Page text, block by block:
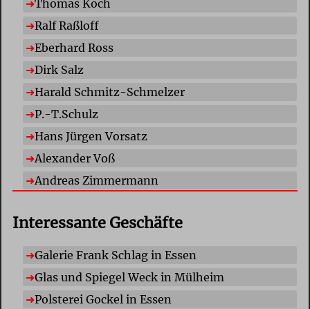
Thomas Koch
Ralf Raßloff
Eberhard Ross
Dirk Salz
Harald Schmitz-Schmelzer
P.-T.Schulz
Hans Jürgen Vorsatz
Alexander Voß
Andreas Zimmermann
Interessante Geschäfte
Galerie Frank Schlag in Essen
Glas und Spiegel Weck in Mülheim
Polsterei Gockel in Essen